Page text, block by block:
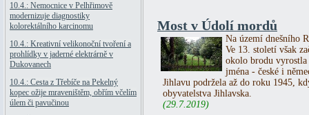
10.4.: Nemocnice v Pelhřimově
modernizuje diagnostiky
kolorektálního karcinomu
10.4.: Kreativní velikonoční tvoření a
prohlídky v jaderné elektrárně v
Dukovanech
10.4.: Cesta z Třebíče na Pekelný
kopec ožije mraveništěm, obřím včelím
úlem či pavučinou
Most v Údolí mordů
Na území dnešního
Ve 13. století však
okolo brodu vyrostla
jména - české i
Jihlavu podržela až do roku 1945,
obyvatelstva Jihlavska.
(29.7.2019)